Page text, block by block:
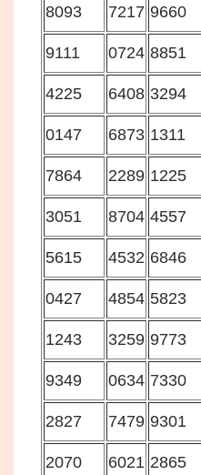
8093 7217 9660
9111 0724 8851
4225 6408 3294
0147 6873 1311
7864 2289 1225
3051 8704 4557
5615 4532 6846
0427 4854 5823
1243 3259 9773
9349 0634 7330
2827 7479 9301
2070 6021 2865